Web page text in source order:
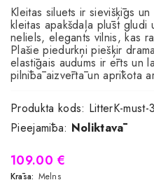
Kleitas siluets ir sievišķīgs
kleitas apakšdaļa plūst gludi
neliels, elegants vilnis, kas
Plašie piedurkņi piešķir
elastīgais audums ir ērts un
pilnībā aizvērtā un aprīkota
Produkta kods: LitterK-must-
Pieejamība: Noliktavā
109.00 €
Krāsa: Melns